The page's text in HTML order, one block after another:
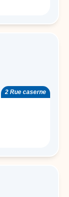
2 Rue caserne